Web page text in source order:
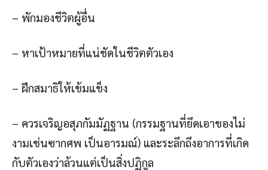
– พักมองชีวิตผู้อื่น
– หาเป้าหมายที่แน่ชัดในชีวิตตัวเอง
– ฝึกสมาธิให้เข้มแข็ง
– ควรเจริญอสุภกัมมัฏฐาน (กรรมฐานที่ยึดเอาของไม่
งามเช่นซากศพ เป็นอารมณ์) และระลึกถึงอาการที่เกิด
กับตัวเองว่าล้วนแต่เป็นสิ่งปฏิกูล